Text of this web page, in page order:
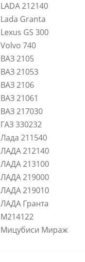
LADA 212140
Lada Granta
Lexus GS 300
Volvo 740
ВАЗ 2105
ВАЗ 21053
ВАЗ 2106
ВАЗ 21061
ВАЗ 217030
ГАЗ 330232
Лада 211540
ЛАДА 212140
ЛАДА 213100
ЛАДА 219000
ЛАДА 219010
ЛАДА Гранта
М214122
Мицубиси Мираж